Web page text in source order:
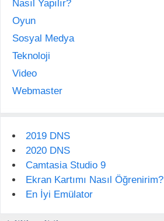
Nasıl Yapılır?
Oyun
Sosyal Medya
Teknoloji
Video
Webmaster
2019 DNS
2020 DNS
Camtasia Studio 9
Ekran Kartımı Nasıl Öğrenirim?
En İyi Emülator